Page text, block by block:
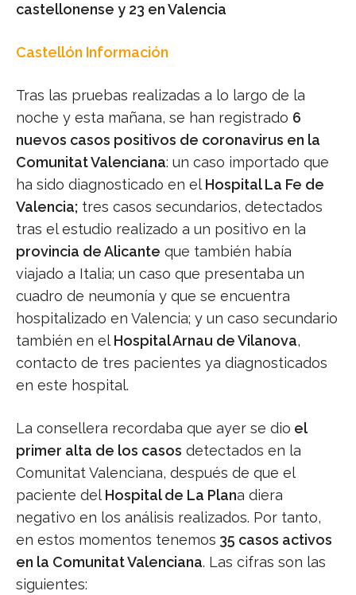
castellonense y 23 en Valencia
Castellón Información
Tras las pruebas realizadas a lo largo de la
noche y esta mañana, se han registrado 6
nuevos casos positivos de coronavirus en la
Comunitat Valenciana: un caso importado que
ha sido diagnosticado en elHospital La Fe de
Valencia; tres casos secundarios, detectados
tras el estudio realizado a un positivo en la
provincia de Alicante que también había
viajado a Italia; un caso que presentaba un
cuadro de neumonía y que se encuentra
hospitalizado en Valencia; y un caso secundario
también en elHospital Arnau de Vilanova,
contacto de tres pacientes ya diagnosticados
en este hospital.
La consellera recordaba que ayer se dio el
primer alta de los casos detectados en la
Comunitat Valenciana, después de que el
paciente delHospital de La Plana diera
negativo en los análisis realizados. Por tanto,
en estos momentos tenemos 35 casos activos
en la Comunitat Valenciana. Las cifras son las
siguientes: